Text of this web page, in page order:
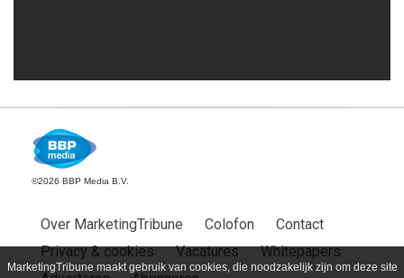
MarketingTribune maakt gebruik van cookies, die noodzakelijk zijn om deze site
©2026 BBP Media B.V.
Over MarketingTribune Colofon
Contact
Privacy & cookies
Vacatures
Whitepapers